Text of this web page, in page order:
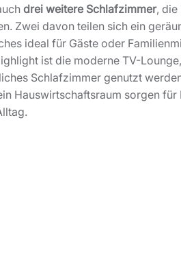
drei weitere Schlafzimmer, die
Zwei davon teilen sich ein
ideal für Gäste oder
ist die moderne TV-
Schlafzimmer genutzt
Hauswirtschaftsraum sorgen für